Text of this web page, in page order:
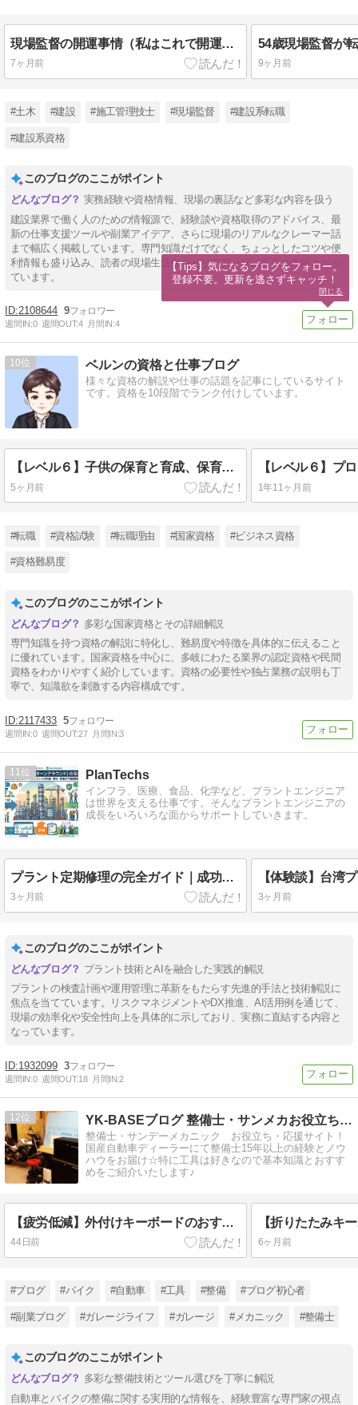
現場監督の開運事情（私はこれで開運しました）
7ヶ月前 9ヶ月前
#土木 #建設 #施工管理技士 #現場監督 #建設系転職
#建設系資格
このブログのここがポイント
実務経験や資格情報、現場の裏話など多彩な内容を扱う
建設業界で働く人のための情報源で、経験談や資格取得のアドバイス、最
新の仕事支援ツールや副業アイデア、さらに現場のリアルなクレーマー話
まで幅広く掲載しています。専門知識だけでなく、ちょっとしたコツや便
利情報も盛り込み、読者の現場生活やキャリアアップに役立つ内容となっ
ています。
2108644 9
週間IN:0 週間OUT:4 月間IN:4
10 ベルンの資格と仕事ブログ
様々な資格の解説や仕事の話題を記事にしているサイト
です。資格を10段階でランク付けしています。
【レベル６】子供の保育と育成、保育士資格についてを語ります
5ヶ月前 1年11ヶ月前
#転職 #資格試験 #転職理由 #国家資格 #ビジネス資格
#資格難易度
このブログのここがポイント
多彩な国家資格とその詳細解説
専門知識を持つ資格の解説に特化し、難易度や特徴を具体的に伝えること
に優れています。国家資格を中心に、多岐にわたる業界の認定資格や民間
資格をわかりやすく紹介しています。資格の必要性や独占業務の説明も丁
寧で、知識欲を刺激する内容構成です。
2117433 5
週間IN:0 週間OUT:27 月間IN:3
11 PlanTechs
インフラ、医療、食品、化学など、プラントエンジニア
は世界を支える仕事です。そんなプラントエンジニアの
成長をいろいろな面からサポートしていきます。
プラント定期修理の完全ガイド｜成功するプロジェクトマネジメントの計画・実行・評価まで徹底解説
3ヶ月前 3ヶ月前
このブログのここがポイント
プラント技術とAIを融合した実践的解説
プラントの検査計画や運用管理に革新をもたらす先進的手法と技術解説に
焦点を当てています。リスクマネジメントやDX推進、AI活用例を通じて、
現場の効率化や安全性向上を具体的に示しており、実務に直結する内容と
なっています。
1932099 3
週間IN:0 週間OUT:18 月間IN:2
12 YK-BASEブログ 整備士・サンメカお役立ち・応援サイト
整備士・サンデーメカニック お役立ち・応援サイト！
国産自動車ディーラーにて整備士15年以上の経験とノウ
ハウをお届け☆特に工具は好きなので基本知識とおすす
めをご紹介いたします♪
【疲労低減】外付けキーボードのおすすめ【作業性向上】
44日前 6ヶ月前
#ブログ #バイク #自動車 #工具 #整備 #ブログ初心者
#副業ブログ #ガレージライフ #ガレージ #メカニック #整備士
このブログのここがポイント
多彩な整備技術とツール選びを丁寧に解説
自動車とバイクの整備に関する実用的な情報を、経験豊富な専門家の視点
【Tips】気になるブログをフォロー。
登録不要。更新を逃さずキャッチ！
閉じる